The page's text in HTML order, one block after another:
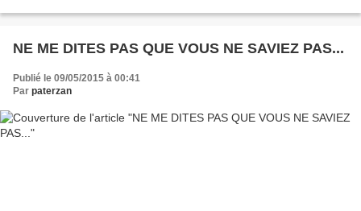
NE ME DITES PAS QUE VOUS NE SAVIEZ PAS...
Publié le 09/05/2015 à 00:41
Par paterzan